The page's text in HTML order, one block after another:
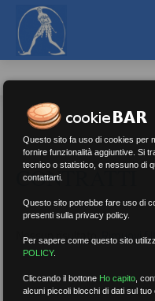
CONTRATTI
Nessun risultato.Rimuovi
Questo sito fa uso di cookies per
fornire funzionalità aggiuntive. Si
tecnico o statistico, e nessuno di
contattarti.
Questo sito potrebbe fare uso di
presenti sulla privacy policy.
Per sapere come questo sito
POLICY.
Cliccando il bottone Ho capito ,
alcuni piccoli blocchi di dati sul tuo